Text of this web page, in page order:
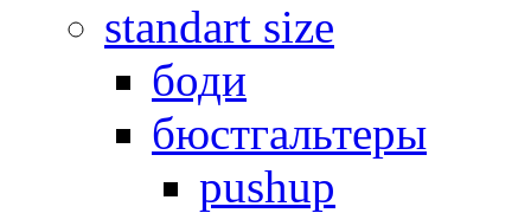
standart size
боди
бюстгальтеры
pushup